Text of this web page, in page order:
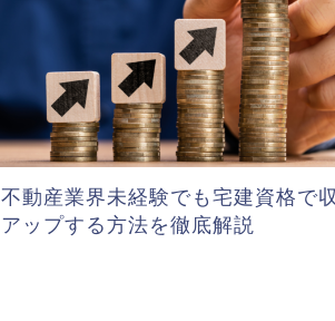
不動産業界未経験でも宅建資格で
アップする方法を徹底解説